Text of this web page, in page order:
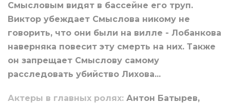
Смысловым видят в бассейне его труп.
Виктор убеждает Смыслова никому не
говорить, что они были на вилле - Лобанкова
наверняка повесит эту смерть на них. Также
он запрещает Смыслову самому
расследовать убийство Лихова...
Актеры в главных ролях: Антон Батырев,